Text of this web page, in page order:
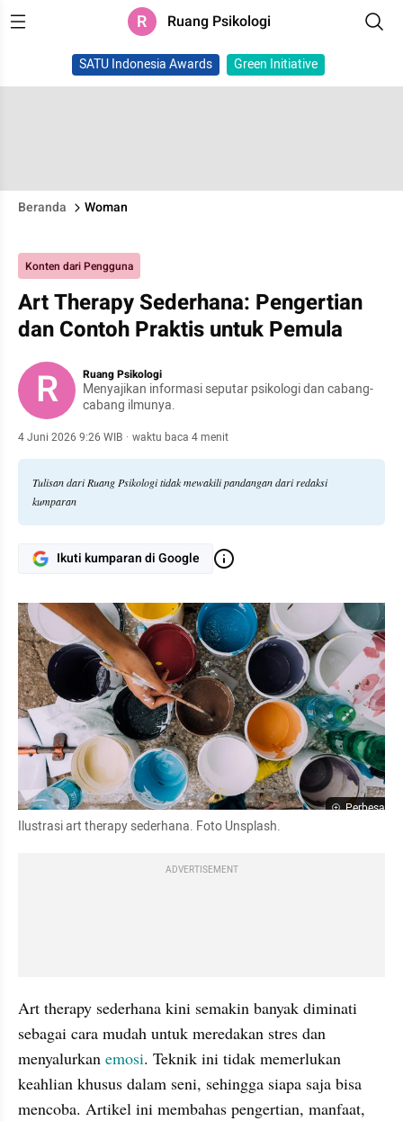
R Ruang Psikologi
SATU Indonesia Awards Green Initiative
Beranda Woman
Konten dari Pengguna
Art Therapy Sederhana: Pengertian
dan Contoh Praktis untuk Pemula
R Ruang Psikologi
Menyajikan informasi seputar psikologi dan cabang-
cabang ilmunya.
4 Juni 2026 9:26 WIB · waktu baca 4 menit
Tulisan dari Ruang Psikologi tidak mewakili pandangan dari redaksi
kumparan
Ikuti kumparan di Google
Perbesar
Ilustrasi art therapy sederhana. Foto Unsplash.
ADVERTISEMENT
Art therapy sederhana kini semakin banyak diminati
sebagai cara mudah untuk meredakan stres dan
menyalurkan emosi. Teknik ini tidak memerlukan
keahlian khusus dalam seni, sehingga siapa saja bisa
mencoba. Artikel ini membahas pengertian, manfaat,